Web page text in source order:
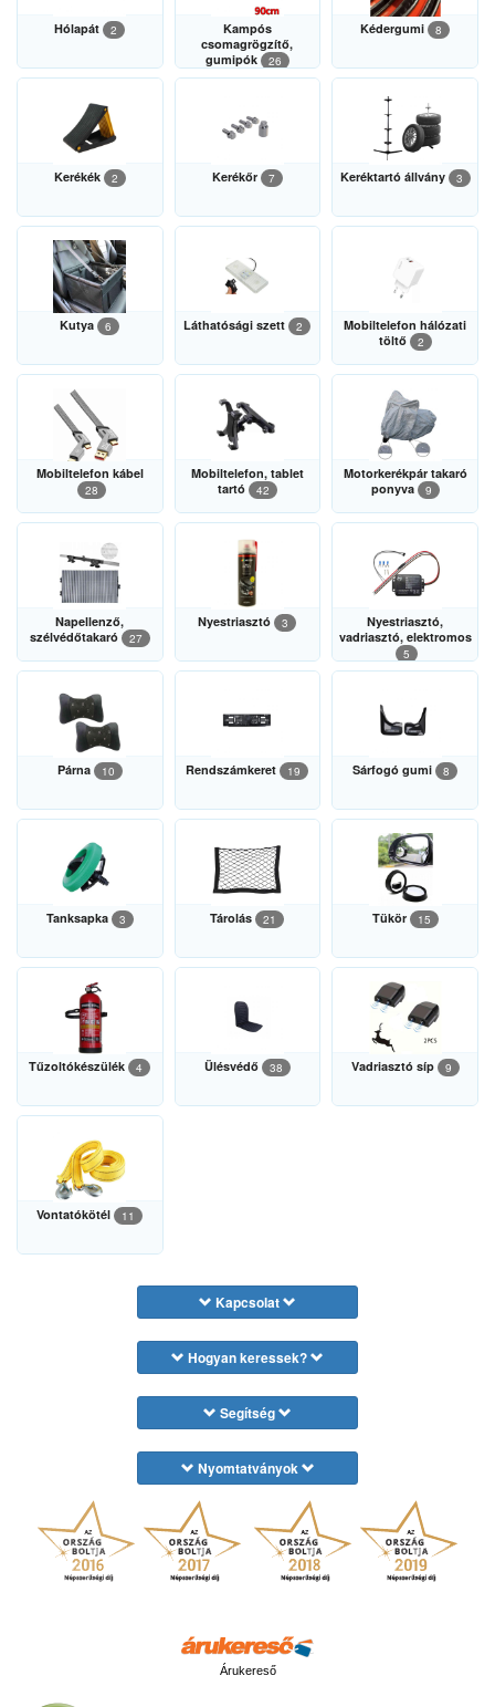
Hólapát 2
Kampós
csomagrögzítő,
gumipók
26
Kédergumi 8
Kerékék 2 Kerékőr 7 Keréktartó állvány 3
Kutya 6 Láthatósági szett 2
Mobiltelefon hálózati
töltő
2
Mobiltelefon kábel
28
Mobiltelefon, tablet
tartó
42
Motorkerékpár takaró
ponyva
9
Napellenző,
szélvédőtakaró
27
Nyestriasztó 3
Nyestriasztó,
vadriasztó, elektromos
5
Párna 10 Rendszámkeret 19 Sárfogó gumi 8
Tanksapka 3 Tárolás 21 Tükör 15
Tűzoltókészülék 4 Ülésvédő 38 Vadriasztó síp 9
Vontatókötél 11
Kapcsolat
Hogyan keressek?
Segítség
Nyomtatványok
Árukereső